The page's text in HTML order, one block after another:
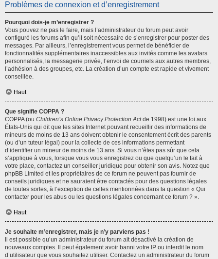
Problèmes de connexion et d’enregistrement
Pourquoi dois-je m’enregistrer ?
Vous pouvez ne pas le faire, mais l’administrateur du forum peut avoir
configuré les forums afin qu’il soit nécessaire de s’enregistrer pour poster des
messages. Par ailleurs, l’enregistrement vous permet de bénéficier de
fonctionnalités supplémentaires inaccessibles aux invités comme les avatars
personnalisés, la messagerie privée, l’envoi de courriels aux autres membres,
l’adhésion à des groupes, etc. La création d’un compte est rapide et vivement
conseillée.
Haut
Que signifie COPPA ?
COPPA (ou Children’s Online Privacy Protection Actde 1998) est une loi aux
États-Unis qui dit que les sites Internet pouvant recueillir des informations de
mineurs de moins de 13 ans doivent obtenir le consentement écrit des parents
(ou d’un tuteur légal) pour la collecte de ces informations permettant
d’identifier un mineur de moins de 13 ans. Si vous n’êtes pas sûr que cela
s’applique à vous, lorsque vous vous enregistrez ou que quelqu’un le fait à
votre place, contactez un conseiller juridique pour obtenir son avis. Notez que
phpBB Limited et les propriétaires de ce forum ne peuvent pas fournir de
conseils juridiques et ne sauraient être contactés pour des questions légales
de toutes sortes, à l’exception de celles mentionnées dans la question « Qui
contacter pour les abus ou les questions légales concernant ce forum ? ».
Haut
Je souhaite m’enregistrer, mais je n’y parviens pas !
Il est possible qu’un administrateur du forum ait désactivé la création de
nouveaux comptes. Il peut également avoir banni votre IP ou interdit le nom
d’utilisateur que vous souhaitez utiliser. Contactez un administrateur du forum